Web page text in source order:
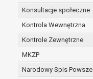
Konsultacje społeczne
Kontrola Wewnętrzna
Kontrole Zewnętrzne
MKZP
Narodowy Spis